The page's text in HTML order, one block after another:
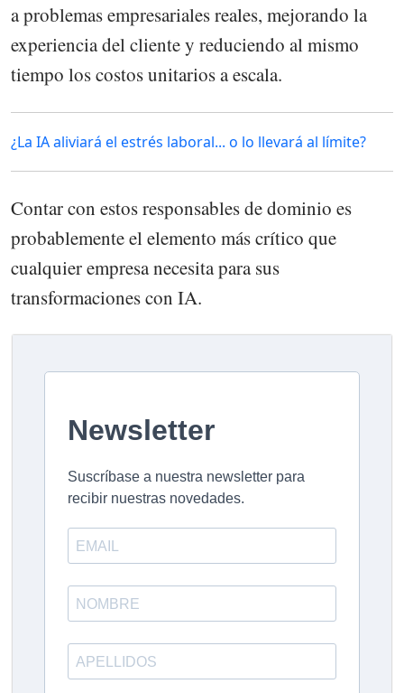
a problemas empresariales reales, mejorando la
experiencia del cliente y reduciendo al mismo
tiempo los costos unitarios a escala.
¿La IA aliviará el estrés laboral... o lo llevará al límite?
Contar con estos responsables de dominio es
probablemente el elemento más crítico que
cualquier empresa necesita para sus
transformaciones con IA.